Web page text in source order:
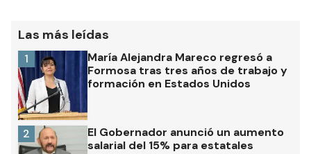
Las más leídas
María Alejandra Mareco regresó a
Formosa tras tres años de trabajo y
formación en Estados Unidos
1
El Gobernador anunció un aumento
salarial del 15% para estatales
2